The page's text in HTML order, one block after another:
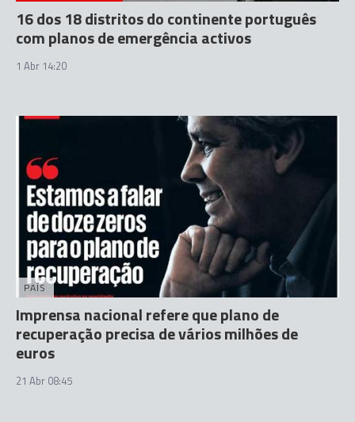
16 dos 18 distritos do continente português
com planos de emergência activos
1 Abr 14:20
PAÍS
Imprensa nacional refere que plano de
recuperação precisa de vários milhões de
euros
21 Abr 08:45